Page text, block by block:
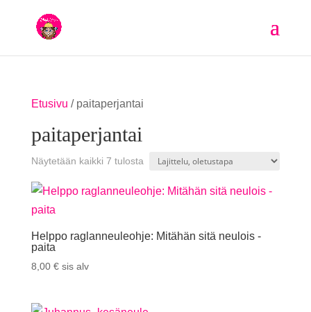
Etusivu / paitaperjantai
paitaperjantai
Näytetään kaikki 7 tulosta
Helppo raglanneuleohje: Mitähän sitä neulois -
paita
8,00 € sis alv